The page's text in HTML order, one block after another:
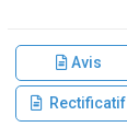
Avis
Rectificatif